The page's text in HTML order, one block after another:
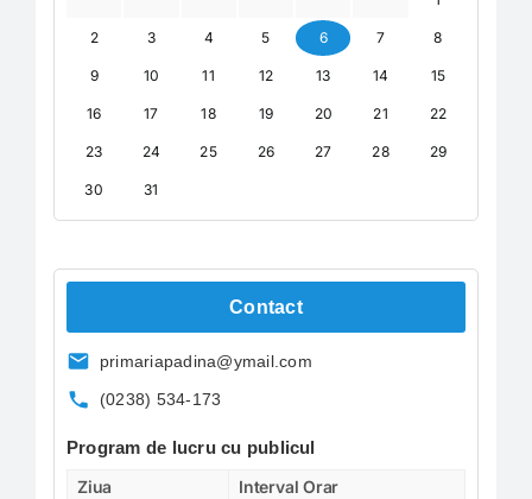
2 3 4 5 6 7 8
9 10 11 12 13 14 15
16 17 18 19 20 21 22
23 24 25 26 27 28 29
30 31
Contact
primariapadina@ymail.com
(0238) 534-173
Program de lucru cu publicul
Ziua
Interval Orar